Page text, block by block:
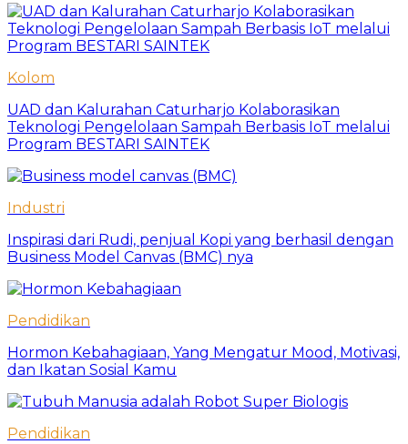
Kolom
UAD dan Kalurahan Caturharjo Kolaborasikan
Teknologi Pengelolaan Sampah Berbasis IoT melalui
Program BESTARI SAINTEK
Industri
Inspirasi dari Rudi, penjual Kopi yang berhasil dengan
Business Model Canvas (BMC) nya
Pendidikan
Hormon Kebahagiaan, Yang Mengatur Mood, Motivasi,
dan Ikatan Sosial Kamu
Pendidikan